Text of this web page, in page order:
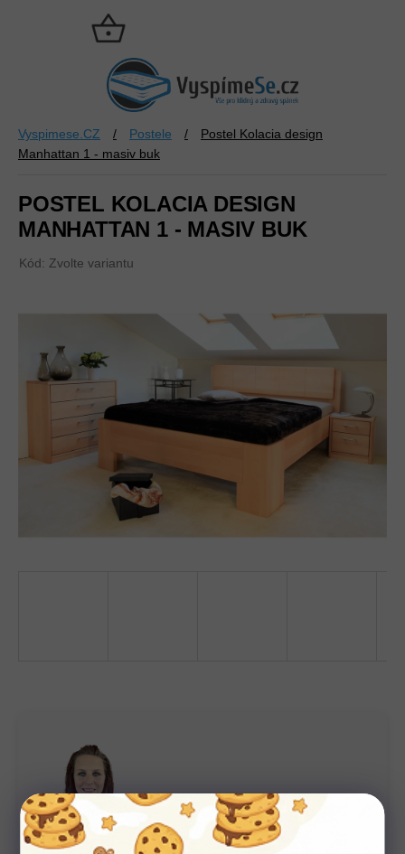
NÁKUPNÍ
KOŠÍK
Vyspimese.CZ / Postele /
Postel Kolacia design
Manhattan 1 - masiv buk
POSTEL KOLACIA DESIGN
MANHATTAN 1 - MASIV BUK
Kód: Zvolte variantu